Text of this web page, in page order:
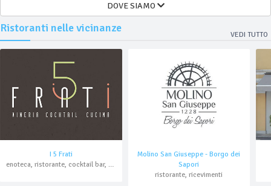
DOVE SIAMO
Ristoranti nelle vicinanze
VEDI TUTTO
I 5 Frati
enoteca, ristorante, cocktail bar, asporto, domicilio
Molino San Giuseppe - Borgo dei
Sapori
ristorante, ricevimenti